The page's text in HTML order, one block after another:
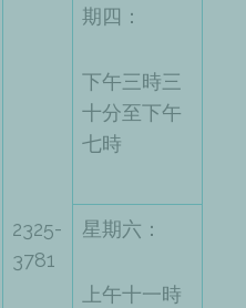
2325-
3781
期四：
下午三時三
十分至下午
七時
星期六：
上午十一時